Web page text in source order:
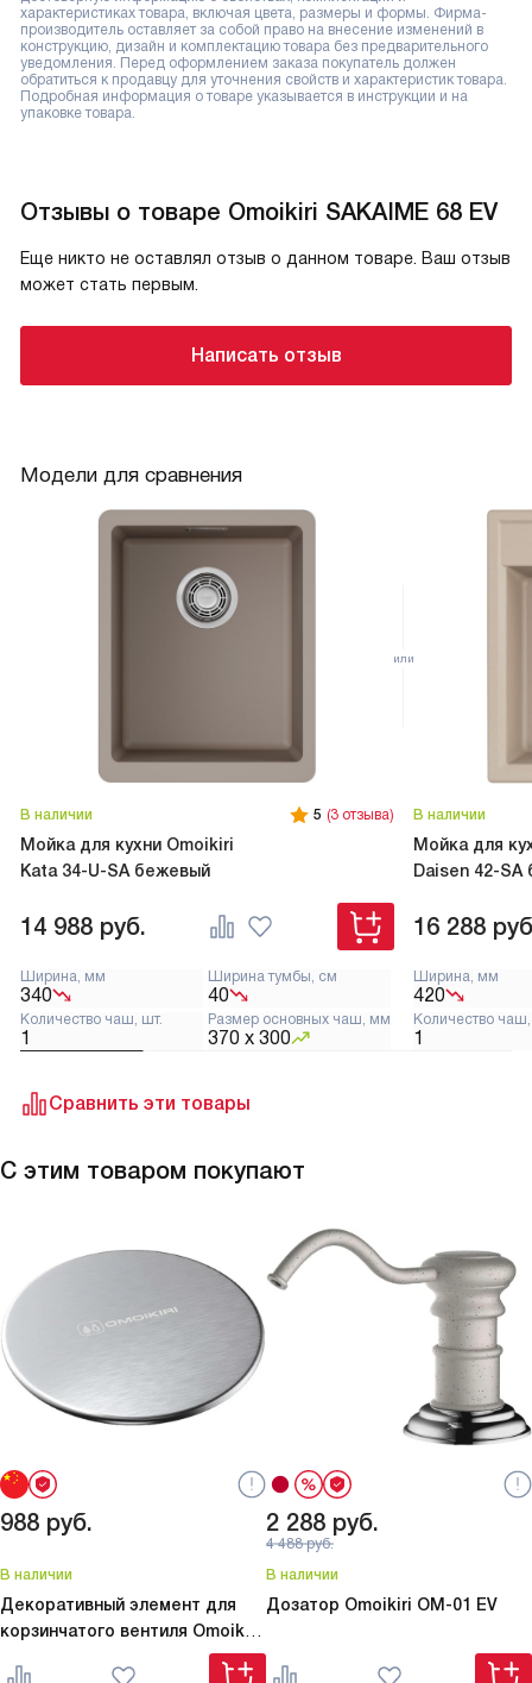
характеристиках товара, включая цвета, размеры и формы. Фирма-
производитель оставляет за собой право на внесение изменений в
конструкцию, дизайн и комплектацию товара без предварительного
уведомления. Перед оформлением заказа покупатель должен
обратиться к продавцу для уточнения свойств и характеристик товара.
Подробная информация о товаре указывается в инструкции и на
упаковке товара.
Отзывы о товаре Omoikiri SAKAIME 68 EV
Еще никто не оставлял отзыв о данном товаре. Ваш отзыв
может стать первым.
Написать отзыв
Модели для сравнения
Сравнить эти товары
В наличии 5 (3 отзыва)
Мойка для кухни Omoikiri
Kata 34-U-SA бежевый
14 988 руб.
Ширина, мм
340
Ширина тумбы, см
40
Количество чаш, шт.
1
Размер основных чаш, мм
370 х 300
В наличии
Мойка для
Daisen 42-SA
16 288
Ширина, мм
420
Количество
1
С этим товаром покупают
988 руб.
В наличии
Декоративный элемент для
корзинчатого вентиля Omoikiri
2 288 руб.
4 488руб.
В наличии
Дозатор Omoikiri OM-01 EV